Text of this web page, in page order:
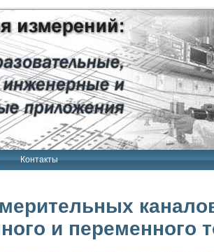
Контакты
и переменного